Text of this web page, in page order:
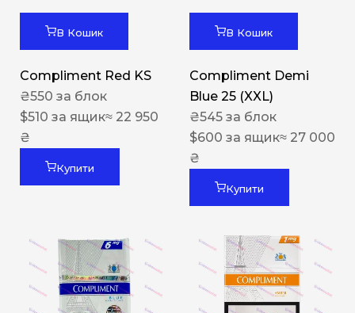
В Кошик
Compliment Red KS
₴550 за блок
$510 за ящик≈ 22 950
₴
Купити
В Кошик
Compliment Demi
Blue 25 (XXL)
₴545 за блок
$600 за ящик≈ 27 000
₴
Купити